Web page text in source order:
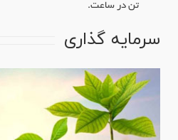
تن در ساعت.
سرمایه گذاری